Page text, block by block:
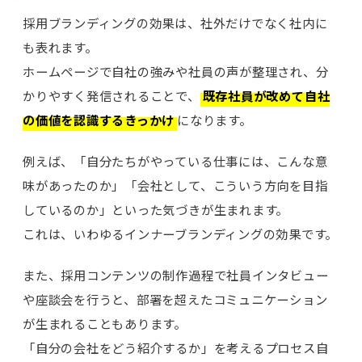
採用ブランディングの効果は、社外だけでなく社内に
も表れます。
ホームページで自社の強みや社員の声が整理され、分
かりやすく発信されることで、
既存社員が改めて自社
の価値を認識するきっかけ になります。
例えば、「自分たちがやっている仕事には、こんな意
味があったのか」「会社として、こういう方向を目指
しているのか」といった気づきが生まれます。
これは、いわゆるインナーブランディングの効果です。
また、採用コンテンツの制作過程で社員インタビュー
や座談会を行うと、部署を超えたコミュニケーション
が生まれることもあります。
「自分の会社をどう紹介するか」を考えるプロセス自